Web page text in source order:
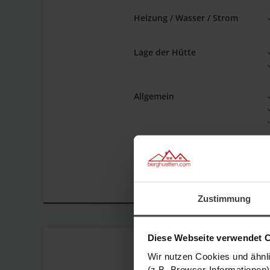
Zustimmung
Diese Webseite verwendet
Wir nutzen Cookies und
Heizung / Wasser / Strom
Lage der Hütte
Allgemein
Haustiere